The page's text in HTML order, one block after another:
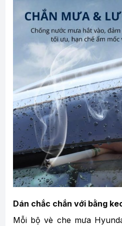
Dán chắc chắn với bằng
Mỗi bộ vè che mưa